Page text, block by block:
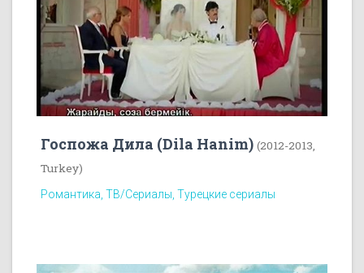
Госпожа Дила (Dila Hanim) (2012-2013,
Turkey)
Романтика, ТВ/Сериалы, Турецкие сериалы